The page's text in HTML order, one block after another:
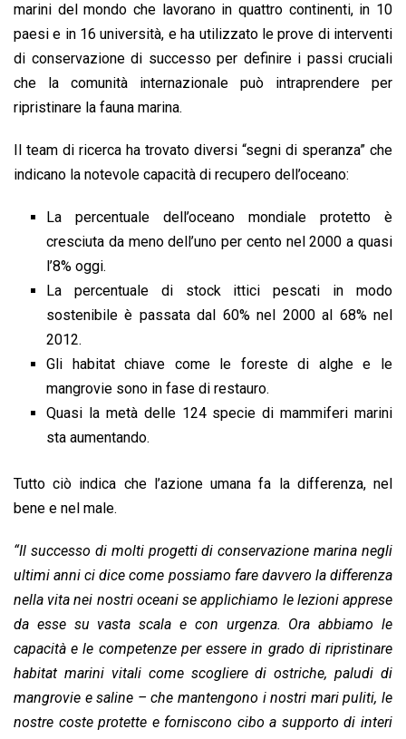
marini del mondo che lavorano in quattro continenti, in 10
paesi e in 16 università, e ha utilizzato le prove di interventi
di conservazione di successo per definire i passi cruciali
che la comunità internazionale può intraprendere per
ripristinare la fauna marina.
Il team di ricerca ha trovato diversi “segni di speranza” che
indicano la notevole capacità di recupero dell’oceano:
La percentuale dell’oceano mondiale protetto è
cresciuta da meno dell’uno per cento nel 2000 a quasi
l’8% oggi.
La percentuale di stock ittici pescati in modo
sostenibile è passata dal 60% nel 2000 al 68% nel
2012.
Gli habitat chiave come le foreste di alghe e le
mangrovie sono in fase di restauro.
Quasi la metà delle 124 specie di mammiferi marini
sta aumentando.
Tutto ciò indica che l’azione umana fa la differenza, nel
bene e nel male.
“Il successo di molti progetti di conservazione marina negli
ultimi anni ci dice come possiamo fare davvero la differenza
nella vita nei nostri oceani se applichiamo le lezioni apprese
da esse su vasta scala e con urgenza. Ora abbiamo le
capacità e le competenze per essere in grado di ripristinare
habitat marini vitali come scogliere di ostriche, paludi di
mangrovie e saline – che mantengono i nostri mari puliti, le
nostre coste protette e forniscono cibo a supporto di interi